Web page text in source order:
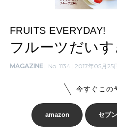
算命学がわかる
知る、考
FRUITS EVERYDAY!
フルーツだいす
MAGAZINE No. 1134 2017年05月25
今すぐこの
amazon セブ